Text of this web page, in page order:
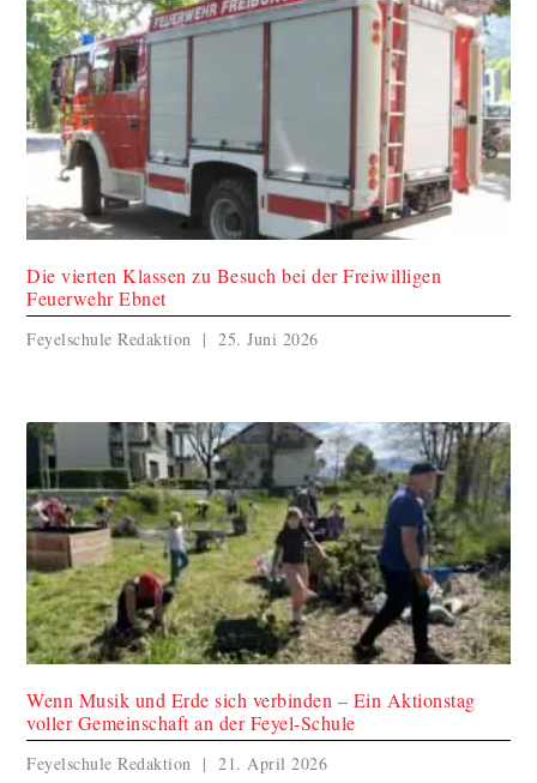
Die vierten Klassen zu Besuch bei der Freiwilligen
Feuerwehr Ebnet
Feyelschule Redaktion 25. Juni 2026
Wenn Musik und Erde sich verbinden – Ein Aktionstag
voller Gemeinschaft an der Feyel-Schule
Feyelschule Redaktion 21. April 2026